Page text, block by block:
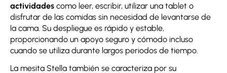
actividades como leer, escribir, utilizar una tablet o
disfrutar de las comidas sin necesidad de levantarse de
la cama. Su despliegue es rápido y estable,
proporcionando un apoyo seguro y cómodo incluso
cuando se utiliza durante largos periodos de tiempo.
La mesita Stella también se caracteriza por su